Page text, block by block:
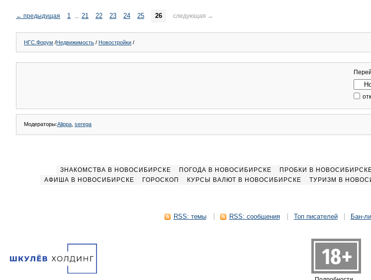
← предыдущая 1 .. 21 22 23 24 25 26 следующая →
НГС.Форум /Недвижимость / Новостройки /
Модераторы:Alippa serega
ЗНАКОМСТВА В НОВОСИБИРСКЕ ПОГОДА В НОВОСИБИРСКЕ ПРОБКИ В
АФИША В НОВОСИБИРСКЕ
ГОРОСКОП КУРСЫ ВАЛЮТ В НОВОСИБИРСКЕ ТУРИЗМ В
RSS: темы RSS: сообщения Топ писателей Бан-